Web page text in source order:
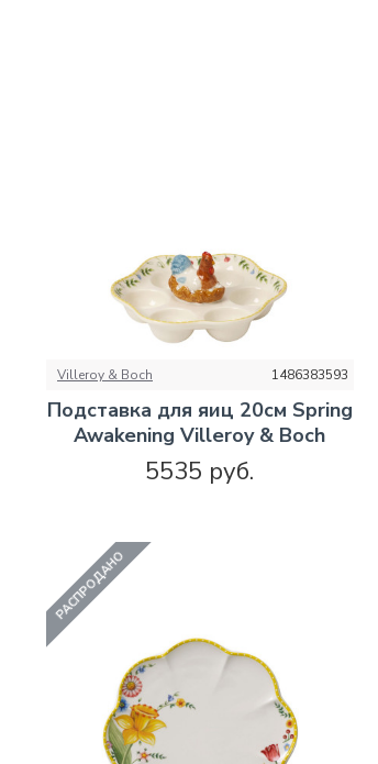
Villeroy & Boch 1486383593
Подставка для яиц 20см Spring
Awakening Villeroy & Boch
5535 руб.
РАСПРОДАНО